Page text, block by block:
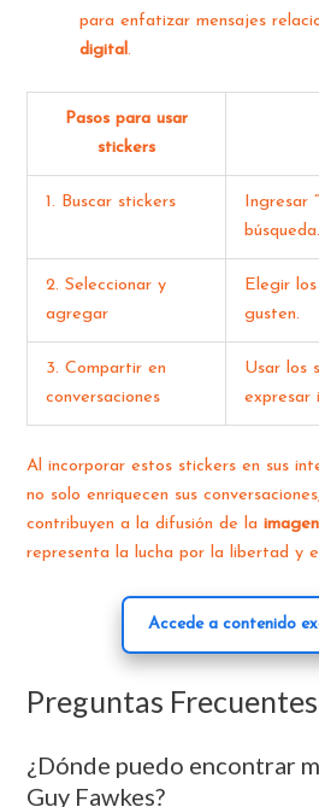
para enfatizar mensajes
digital.
Pasos para usar
stickers
1. Buscar stickers
Ingresar
búsqueda.
2. Seleccionar y
agregar
Elegir
gusten.
3. Compartir en
conversaciones
Usar los
expresar
Al incorporar estos stickers en sus
no solo enriquecen sus
contribuyen a la difusión de la
representa la lucha por la libertad y
Accede a contenido
Preguntas Frecuentes
¿Dónde puedo encontrar
Guy Fawkes?